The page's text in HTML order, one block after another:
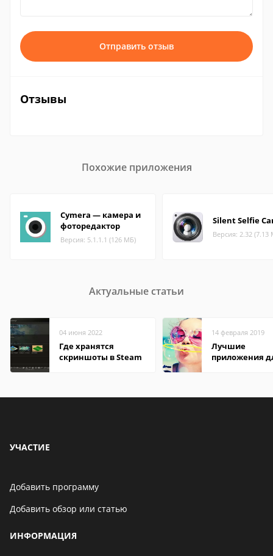
Отправить отзыв
Отзывы
Похожие приложения
Cymera — камера и
фоторедактор
Версия: 5.1.1.1 (126 МБ)
Silent Selfie
Версия: 2.32 (7.13
Актуальные статьи
04 июня 2022
Где хранятся
скриншоты в Steam
14 февраля 2019
Лучшие
приложения
УЧАСТИЕ
Добавить программу
Добавить обзор или статью
ИНФОРМАЦИЯ